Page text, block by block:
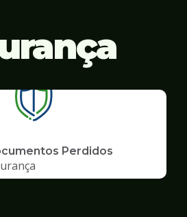
Perdidos